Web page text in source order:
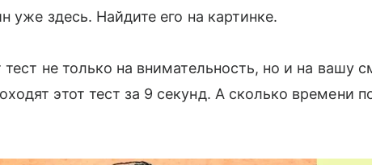
уже здесь. Найдите его на картинке.
тест не только на внимательность, но и на вашу
этот тест за 9 секунд. А сколько времени